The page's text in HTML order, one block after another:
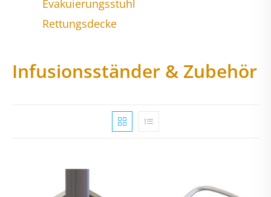
Evakuierungsstuhl
Rettungsdecke
Infusionsständer & Zubehör